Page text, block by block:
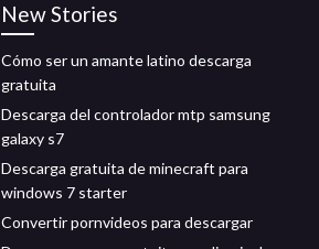
New Stories
Cómo ser un amante latino descarga
gratuita
Descarga del controlador mtp samsung
galaxy s7
Descarga gratuita de minecraft para
windows 7 starter
Convertir pornvideos para descargar